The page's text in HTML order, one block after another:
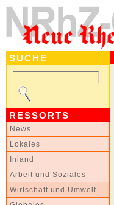
SUCHE
RESSORTS
News
Lokales
Inland
Arbeit und Soziales
Wirtschaft und Umwelt